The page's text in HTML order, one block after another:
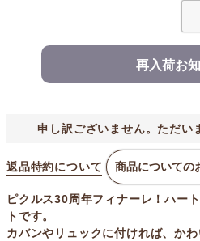
再入荷お
申し訳ございません。ただい
返品特約について 商品についての
ピクルス30周年フィナーレ！ハー
トです。
カバンやリュックに付ければ、か